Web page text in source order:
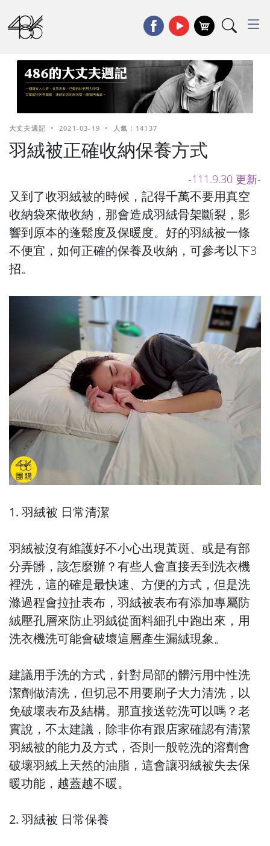
大丈夫週記 • 2021-03-19 • 人氣 : 14137
羽絨被正確收納保養方式
-111.9.30 更新-
又到了收羽絨被的時候，記得千萬不要用真空
收納袋來做收納，那會造成羽絨骨架斷裂，影
響到原本的蓬鬆度及保暖度。好的羽絨被一條
不便宜，如何正確的保養及收納，可參考以下3
招。
1. 羽絨被 日常清潔
羽絨被沒有維護好不小心出現黃斑、或是有部
分弄髒，該怎麼辦？有些人會直接丟到洗衣機
裡洗，這的確是最快速、方便的方式，但是洗
滌過程會拉扯表布，羽絨被表布有添加專屬防
絨壓孔層來防止羽絨從面料細孔中跑出來，用
洗衣機洗可能會破壞這層產生漏絨現象。
建議用手洗的方式，針對局部的髒污用中性洗
潔劑做清洗，但切忌不用要刷子大力清洗，以
免破壞表布及結構。那直接送乾洗可以嗎？老
實說，不太建議，除非你有跟店家確認有清潔
羽絨被的能力及方式，否則一般乾洗的溶劑會
破壞羽絨上天然的油脂，這會讓羽絨被失去保
暖功能，越蓋越不暖。
2. 羽絨被 日常保養